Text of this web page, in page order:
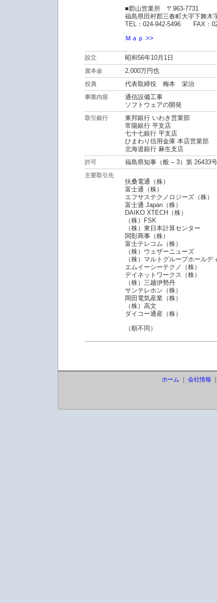
■郡山営業所 〒963-7731
福島県田村郡三春町大字下舞木
TEL：024-942-5496 FAX：
Ｍａｐ >>
設立 昭和56年10月1日
資本金 2,000万円也
役員 代表取締役 梅本 栄治
事業内容
通信設備工事
ソフトウェアの開発
取引銀行
東邦銀行 いわき営業部
常陽銀行 平支店
七十七銀行 平支店
ひまわり信用金庫 本店営業部
北海道銀行 麻生支店
許可 福島県知事（般 – 3）第 26433
主要取引先
扶桑電通（株）
富士通（株）
エフサステクノロジーズ（株）
富士通 Japan（株）
DAIKO XTECH（株）
（株）FSK
（株）東日本計算センター
関彰商事（株）
富士テレコム（株）
（株）ウェザーニューズ
（株）マルトグループホールデ
エムイーシーテクノ（株）
デイネットワークス（株）
（株）三越伊勢丹
サンテレホン（株）
岡田電気産業（株）
（株）高文
ダイコー通産（株）
（順不同）
ホーム 会社情報